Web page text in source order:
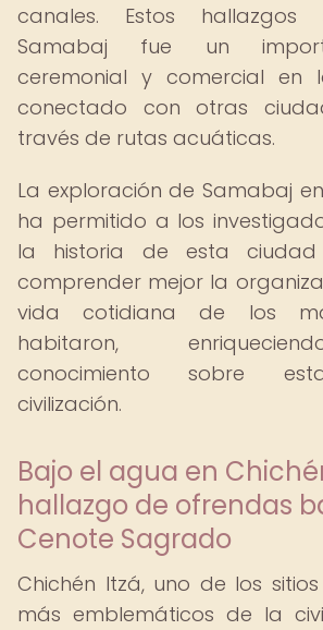
canales. Estos hallazgos
Samabaj fue un
ceremonial y comercial en
conectado con otras
través de rutas acuáticas.
La exploración de Samabaj
ha permitido a los
la historia de esta
comprender mejor la
vida cotidiana de los
habitaron,
conocimiento sobre
civilización.
Bajo el agua en
hallazgo de ofrendas
Cenote Sagrado
Chichén Itzá, uno de los
más emblemáticos de la